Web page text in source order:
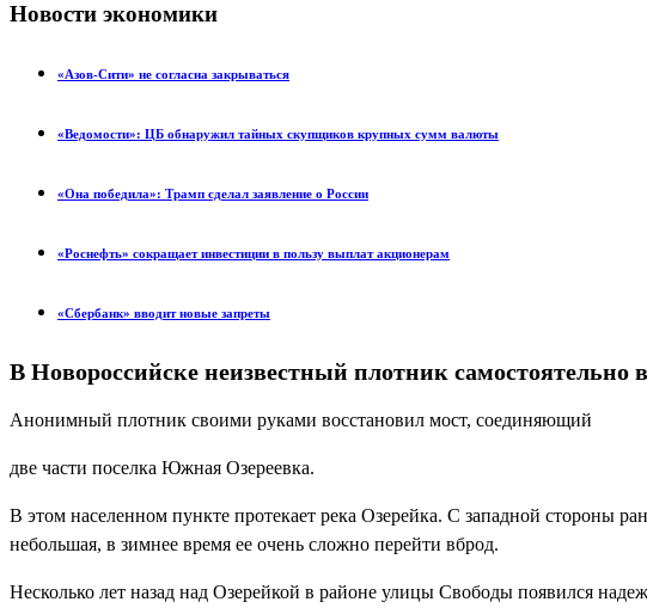
Новости экономики
«Азов-Сити» не согласна закрываться
«Ведомости»: ЦБ обнаружил тайных скупщиков крупных сумм валюты
«Она победила»: Трамп сделал заявление о России
«Роснефть» сокращает инвестиции в пользу выплат акционерам
«Сбербанк» вводит новые запреты
В Новороссийске неизвестный плотник самостоятельно
Анонимный плотник своими руками восстановил мост, соединяющий
две части поселка Южная Озереевка.
В этом населенном пункте протекает река Озерейка. С западной стороны
небольшая, в зимнее время ее очень сложно перейти вброд.
Несколько лет назад над Озерейкой в районе улицы Свободы появился